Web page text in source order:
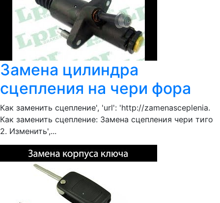
Замена цилиндра
сцепления на чери фора
Как заменить сцепление', 'url': 'http://zamenasceplenia.
Как заменить сцепление: Замена сцепления чери тиго
2. Изменить',...